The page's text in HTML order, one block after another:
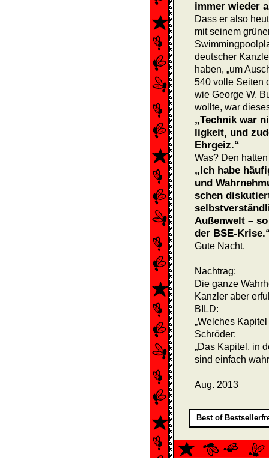
immer wieder
Dass er also
mit seinem
deutscher
haben, „um
540 volle Seiten
wie George W.
wollte, war
„Technik war
ligkeit, und
Ehrgeiz.“
Was? Den
„Ich habe
und
schen
Außenwelt –
der BSE-
Gute Nacht.
Nachtrag:
Die ganze
Kanzler aber
BILD:
„Welches
Schröder:
„Das Kapitel, in
sind einfach
Aug. 2013
Best of